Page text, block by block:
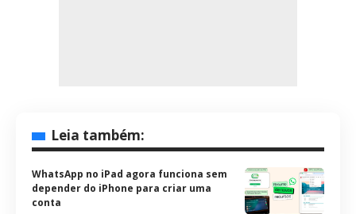
Leia também:
WhatsApp no iPad agora funciona sem
depender do iPhone para criar uma
conta